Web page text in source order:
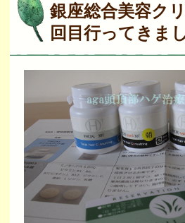
銀座総合美容ク
回目行ってきま